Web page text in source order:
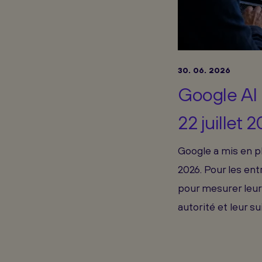
30. 06. 2026
Google
22 juillet
Google a mis en
2026. Pour les
pour mesurer
autorité et leur